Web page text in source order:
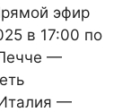
эфир
в 17:00 по
—
—